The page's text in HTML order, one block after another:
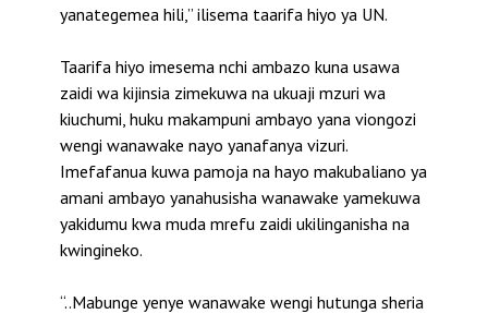
yanategemea hili,” ilisema taarifa hiyo ya UN.
Taarifa hiyo imesema nchi ambazo kuna usawa
zaidi wa kijinsia zimekuwa na ukuaji mzuri wa
kiuchumi, huku makampuni ambayo yana viongozi
wengi wanawake nayo yanafanya vizuri.
Imefafanua kuwa pamoja na hayo makubaliano ya
amani ambayo yanahusisha wanawake yamekuwa
yakidumu kwa muda mrefu zaidi ukilinganisha na
kwingineko.
“..Mabunge yenye wanawake wengi hutunga sheria